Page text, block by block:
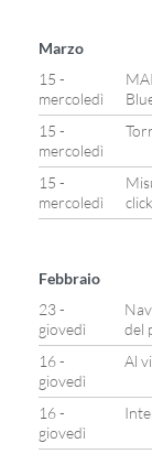
Marzo
15 -
mercoledì
15 -
mercoledì
15 -
mercoledì
Febbraio
23 -
giovedì
del
16 -
giovedì
Al
16 -
giovedì